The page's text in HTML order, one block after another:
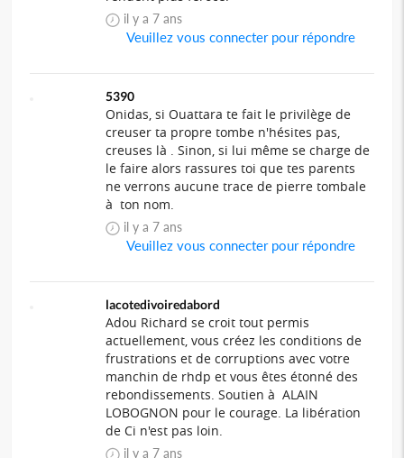
il y a 7 ans
Veuillez vous connecter pour répondre
5390
Onidas, si Ouattara te fait le privilège de
creuser ta propre tombe n'hésites pas,
creuses là . Sinon, si lui même se charge de
le faire alors rassures toi que tes parents
ne verrons aucune trace de pierre tombale
à ton nom.
il y a 7 ans
Veuillez vous connecter pour répondre
lacotedivoiredabord
Adou Richard se croit tout permis
actuellement, vous créez les conditions de
frustrations et de corruptions avec votre
manchin de rhdp et vous êtes étonné des
rebondissements. Soutien à ALAIN
LOBOGNON pour le courage. La libération
de Ci n'est pas loin.
il y a 7 ans